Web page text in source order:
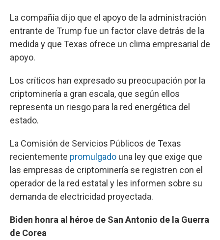
La compañía dijo que el apoyo de la administración
entrante de Trump fue un factor clave detrás de la
medida y que Texas ofrece un clima empresarial de
apoyo.
Los críticos han expresado su preocupación por la
criptominería a gran escala, que según ellos
representa un riesgo para la red energética del
estado.
La Comisión de Servicios Públicos de Texas
recientemente promulgado una ley que exige que
las empresas de criptominería se registren con el
operador de la red estatal y les informen sobre su
demanda de electricidad proyectada.
Biden honra al héroe de San Antonio de la Guerra
de Corea